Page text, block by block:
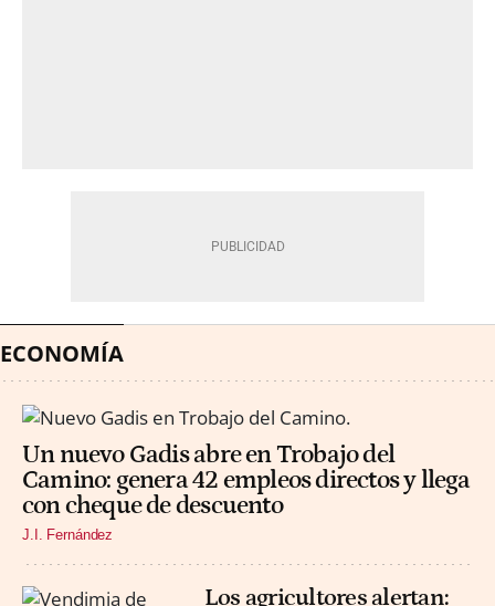
ECONOMÍA
Un nuevo Gadis abre en Trobajo del
Camino: genera 42 empleos directos y llega
con cheque de descuento
J.I. Fernández
Los agricultores alertan: